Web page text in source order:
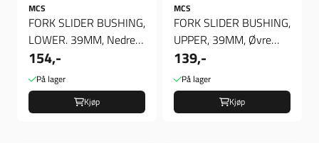
MCS
FORK SLIDER BUSHING,
LOWER. 39MM, Nedre
Gaffel Foring
154,-
På lager
Kjøp
MCS
FORK SLIDER BUSHING,
UPPER, 39MM, Øvre
Gaffel Foring
139,-
På lager
Kjøp